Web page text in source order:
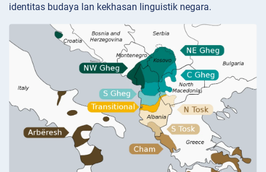
identitas budaya lan kekhasan linguistik negara.